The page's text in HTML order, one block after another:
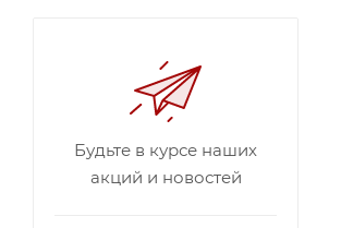
Будьте в курсе наших
акций и новостей